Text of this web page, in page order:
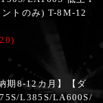
トのみ) T-8M-12
期8-12カ月】【ダ
L385S/LA600S/